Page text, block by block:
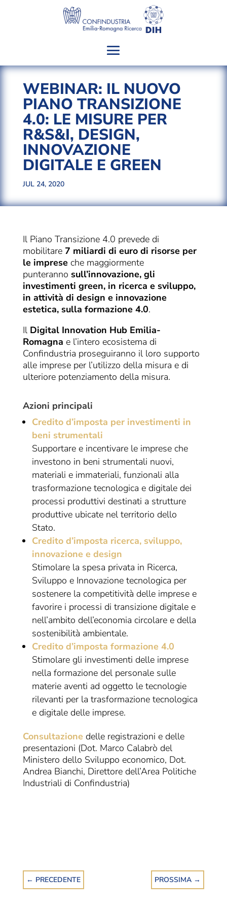
WEBINAR: IL NUOVO
PIANO TRANSIZIONE
4.0: LE MISURE PER
R&S&I, DESIGN,
INNOVAZIONE
DIGITALE E GREEN
JUL 24, 2020
Il Piano Transizione 4.0 prevede di
mobilitare 7 miliardi di euro di risorse per
le impreseche maggiormente
punteranno sull’innovazione, gli
investimenti green, in ricerca e sviluppo,
in attività di design e innovazione
estetica, sulla formazione 4.0.
Il Digital Innovation Hub Emilia-
Romagna e l’intero ecosistema di
Confindustria proseguiranno il loro supporto
alle imprese per l’utilizzo della misura e di
ulteriore potenziamento della misura.
Azioni principali
Credito d’imposta per investimenti in
beni strumentali
Supportare e incentivare le imprese che
investono in beni strumentali nuovi,
materiali e immateriali, funzionali alla
trasformazione tecnologica e digitale dei
processi produttivi destinati a strutture
produttive ubicate nel territorio dello
Stato.
Credito d’imposta ricerca, sviluppo,
innovazione e design
Stimolare la spesa privata in Ricerca,
Sviluppo e Innovazione tecnologica per
sostenere la competitività delle imprese e
favorire i processi di transizione digitale e
nell’ambito dell’economia circolare e della
sostenibilità ambientale.
Credito d’imposta formazione 4.0
Stimolare gli investimenti delle imprese
nella formazione del personale sulle
materie aventi ad oggetto le tecnologie
rilevanti per la trasformazione tecnologica
e digitale delle imprese.
Consultazione delle registrazioni e delle
presentazioni (Dot. Marco Calabrò del
Ministero dello Sviluppo economico, Dot.
Andrea Bianchi, Direttore dell’Area Politiche
Industriali di Confindustria)
← PRECEDENTE PROSSIMA →